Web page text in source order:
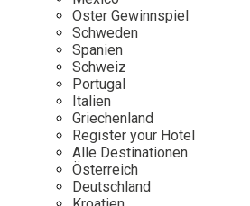
Mexico
Niederlande
Österreich
Portugal
Schweden
Spanien
Schweiz
Persönlichkeiten
Our Story
Career
Kontakt
Impressum
Oster Gewinnspiel
Schweden
Spanien
Schweiz
Portugal
Italien
Griechenland
Register your Hotel
Alle Destinationen
Österreich
Deutschland